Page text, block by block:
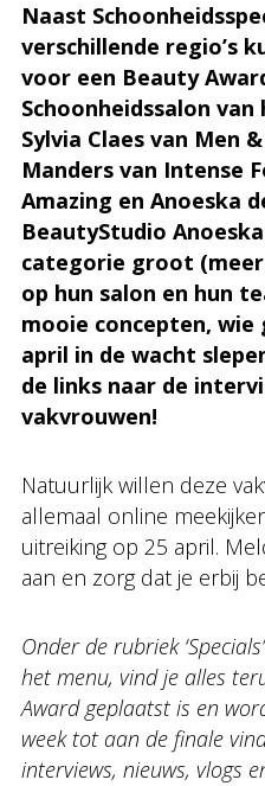
Naast
verschillende regio’s
voor een Beauty
Schoonheidssalon van
Sylvia Claes van Men
Manders van Intense
Amazing en Anoeska
BeautyStudio
categorie groot
op hun salon en hun
mooie concepten,
april in de wacht
de links naar de
vakvrouwen!
Natuurlijk willen deze
allemaal online
uitreiking op 25 april.
aan en zorg dat je erbij
Onder de rubriek
het menu, vind je alles
Award geplaatst is en
week tot aan de finale
interviews, nieuws, vlogs